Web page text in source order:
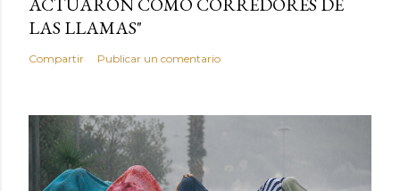
ACTUARON COMO CORREDORES DE
LAS LLAMAS"
Compartir Publicar un comentario